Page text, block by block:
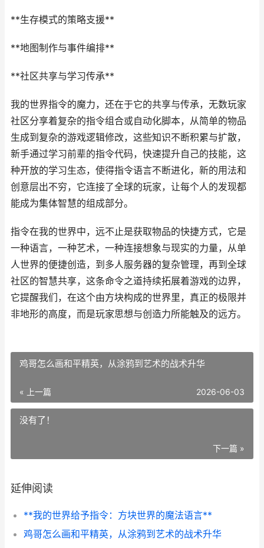
**生存模式的策略支援**
**地图制作与事件编排**
**社区共享与学习传承**
我的世界指令的魔力，还在于它的共享与传承，无数玩家
社区分享着复杂的指令组合或自动化脚本，从简单的物品
生成到复杂的游戏逻辑修改，这些知识不断积累与扩散，
新手通过学习前辈的指令代码，快速提升自己的技能，这
种开放的学习生态，使得指令语言不断进化，新的用法和
创意层出不穷，它连接了全球的玩家，让每个人的发现都
能成为集体智慧的组成部分。
指令在我的世界中，远不止是获取物品的快捷方式，它是
一种语言，一种艺术，一种连接想象与现实的力量，从单
人世界的便捷创造，到多人服务器的复杂管理，再到全球
社区的智慧共享，这条命令之道持续拓展着游戏的边界，
它提醒我们，在这个由方块构成的世界里，真正的极限并
非地形的高度，而是玩家思想与创造力所能触及的远方。
鸡哥怎么画和平精英，从涂鸦到艺术的战术升华
« 上一篇 2026-06-03
没有了！
下一篇 »
延伸阅读
**我的世界给予指令：方块世界的魔法语言**
鸡哥怎么画和平精英，从涂鸦到艺术的战术升华